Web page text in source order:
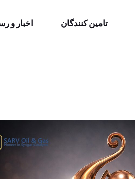
تامین کنندگان اخبار و